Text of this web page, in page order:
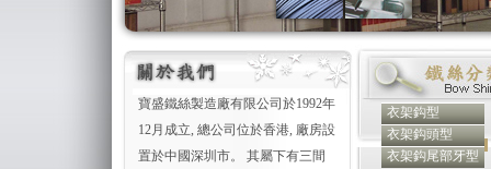
寶盛鐵絲製造廠有限公司於1992年
12月成立, 總公司位於香港, 廠房設
置於中國深圳市。 其屬下有三間
衣架鈎型
衣架鈎頭型
衣架鈎尾部牙型